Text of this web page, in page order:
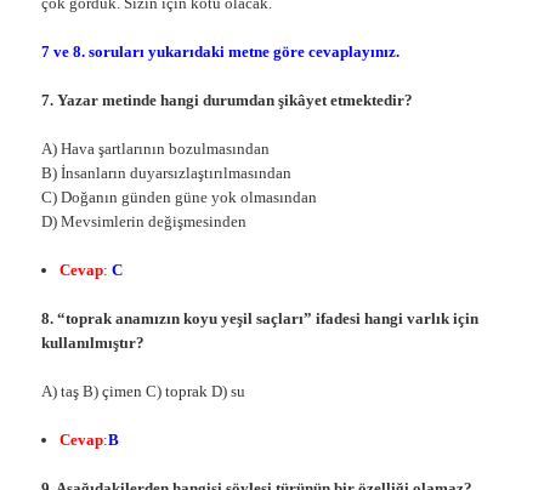
7 ve 8. soruları yukarıdaki metne göre cevaplayınız.
7. Yazar metinde hangi durumdan şikâyet etmektedir?
A) Hava şartlarının bozulmasından
B) İnsanların duyarsızlaştırılmasından
C) Doğanın günden güne yok olmasından
D) Mevsimlerin değişmesinden
Cevap:C
8. “toprak anamızın koyu yeşil saçları” ifadesi hangi varlık için
kullanılmıştır?
A) taş B) çimen C) toprak D) su
Cevap:B